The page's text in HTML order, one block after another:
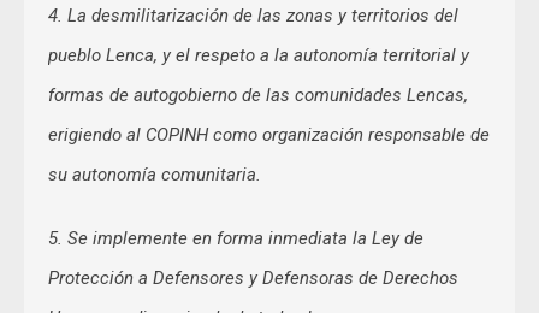
4. La desmilitarización de las zonas y territorios del
pueblo Lenca, y el respeto a la autonomía territorial y
formas de autogobierno de las comunidades Lencas,
erigiendo al COPINH como organización responsable de
su autonomía comunitaria.
5. Se implemente en forma inmediata la Ley de
Protección a Defensores y Defensoras de Derechos